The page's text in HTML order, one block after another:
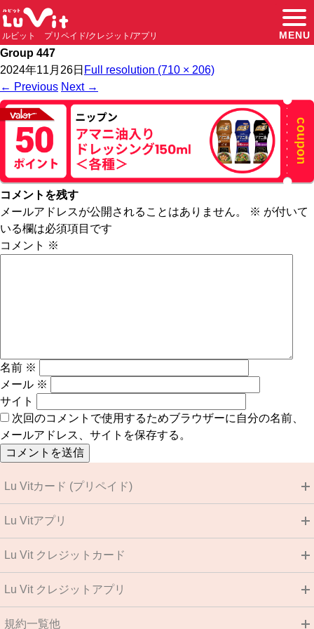
ルビット プリペイド/クレジット/アプリ MENU
Group 447
2024年11月26日 Full resolution (710 × 206)
← Previous Next →
コメントを残す
メールアドレスが公開されることはありません。
※ が付いて
いる欄は必須項目です
コメント ※
名前 ※
メール ※
サイト
次回のコメントで使用するためブラウザーに自分の名前、
メールアドレス、サイトを保存する。
Lu Vitカード (プリペイド)
Lu Vitアプリ
Lu Vit クレジットカード
Lu Vit クレジットアプリ
規約一覧他